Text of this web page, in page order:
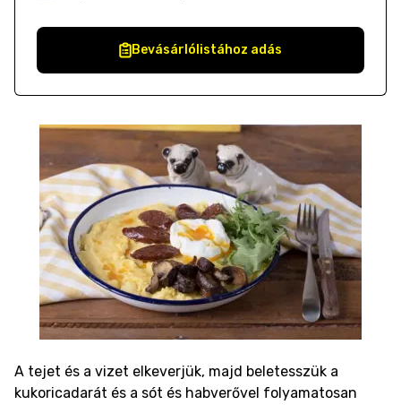
Bevásárlólistához adás
A tejet és a vizet elkeverjük, majd beletesszük a
kukoricadarát és a sót és habverővel folyamatosan